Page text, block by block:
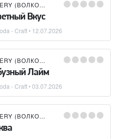
WOLF'S BREWERY (ВОЛКОВСКАЯ ПИВОВАРНЯ)
Вкус
- Craft• 12.07.2026
WOLF'S BREWERY (ВОЛКОВСКАЯ ПИВОВАРНЯ)
Лайм
- Craft•03.07.2026
WOLF'S BREWERY (ВОЛКОВСКАЯ ПИВОВАРНЯ)